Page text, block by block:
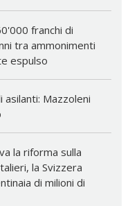
franchi di
tra ammonimenti
espulso
Mazzoleni
la riforma sulla
la Svizzera
di milioni di